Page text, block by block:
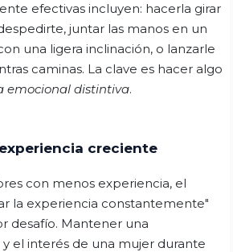
efectivas incluyen: hacerla girar
juntar las manos en un
una ligera inclinación, o lanzarle
caminas. La clave es hacer algo
emocional distintiva.
creciente
con menos experiencia, el
la experiencia constantemente"
desafío. Mantener una
el interés de una mujer durante